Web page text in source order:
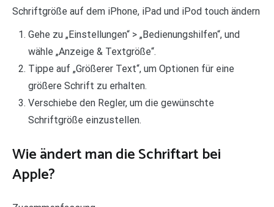
Schriftgröße auf dem iPhone, iPad und iPod touch ändern
Gehe zu „Einstellungen“ > „Bedienungshilfen“, und
wähle „Anzeige & Textgröße“.
Tippe auf „Größerer Text“, um Optionen für eine
größere Schrift zu erhalten.
Verschiebe den Regler, um die gewünschte
Schriftgröße einzustellen.
Wie ändert man die Schriftart bei
Apple?